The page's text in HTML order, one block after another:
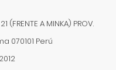
(FRENTE A MINKA) PROV.
070101 Perú